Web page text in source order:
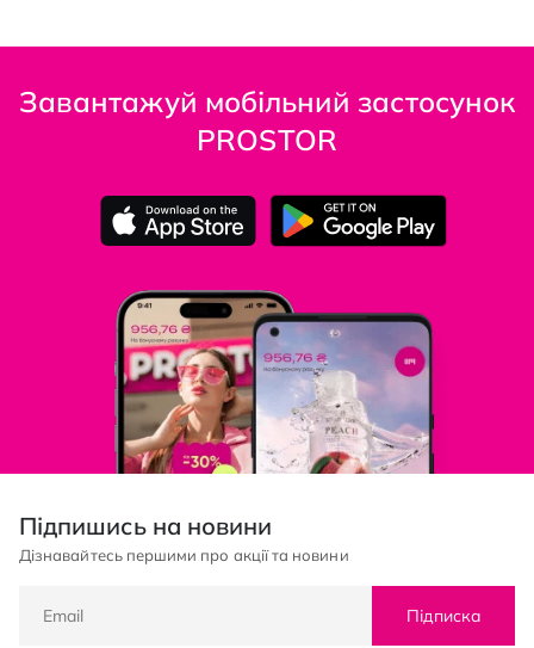
Завантажуй мобільний застосунок
PROSTOR
Підпишись на новини
Дізнавайтесь першими про акції та новини
Підписка